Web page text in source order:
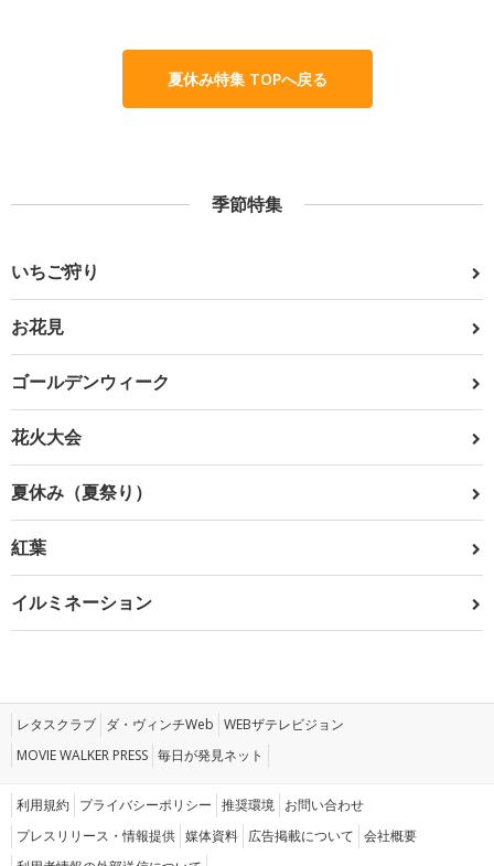
夏休み特集 TOPへ戻る
季節特集
いちご狩り
お花見
ゴールデンウィーク
花火大会
夏休み（夏祭り）
紅葉
イルミネーション
レタスクラブ ダ・ヴィンチWeb WEBザテレビジョン
MOVIE WALKER PRESS 毎日が発見ネット
利用規約 プライバシーポリシー 推奨環境 お問い合わせ
プレスリリース・情報提供 媒体資料 広告掲載について 会社概要